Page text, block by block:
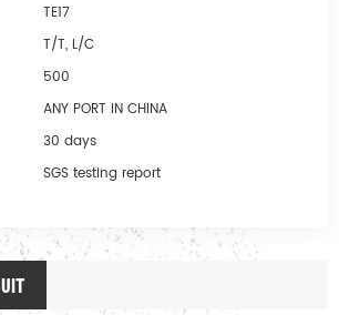
TE17
T/T, L/C
500
ANY PORT IN CHINA
30 days
SGS testing report